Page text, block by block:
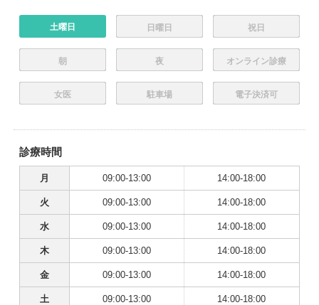
土曜日 日曜日 祝日
朝 夜 オンライン診療
女医 駐車場 電子決済可
診療時間
月 09:00-13:00 14:00-18:00
火 09:00-13:00 14:00-18:00
水 09:00-13:00 14:00-18:00
木 09:00-13:00 14:00-18:00
金 09:00-13:00 14:00-18:00
土 09:00-13:00 14:00-18:00